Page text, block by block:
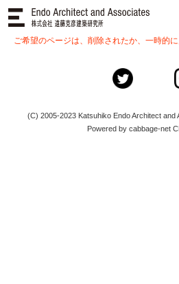
ご希望のページは、削除されたか、一時的
(C) 2005-2023 Katsuhiko Endo Architect and
Powered by cabbage-net